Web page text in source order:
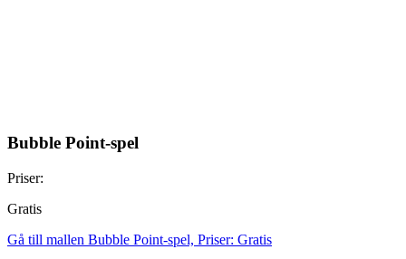
Bubble Point-spel
Priser:
Gratis
Gå till mallen Bubble Point-spel, Priser: Gratis